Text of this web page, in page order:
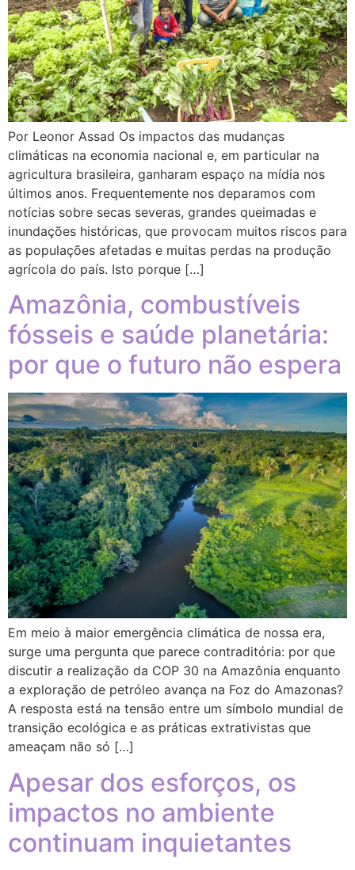
Por Leonor Assad Os impactos das mudanças
climáticas na economia nacional e, em particular na
agricultura brasileira, ganharam espaço na mídia nos
últimos anos. Frequentemente nos deparamos com
notícias sobre secas severas, grandes queimadas e
inundações históricas, que provocam muitos riscos para
as populações afetadas e muitas perdas na produção
agrícola do país. Isto porque […]
Amazônia, combustíveis
fósseis e saúde planetária:
por que o futuro não espera
Em meio à maior emergência climática de nossa era,
surge uma pergunta que parece contraditória: por que
discutir a realização da COP 30 na Amazônia enquanto
a exploração de petróleo avança na Foz do Amazonas?
A resposta está na tensão entre um símbolo mundial de
transição ecológica e as práticas extrativistas que
ameaçam não só […]
Apesar dos esforços, os
impactos no ambiente
continuam inquietantes